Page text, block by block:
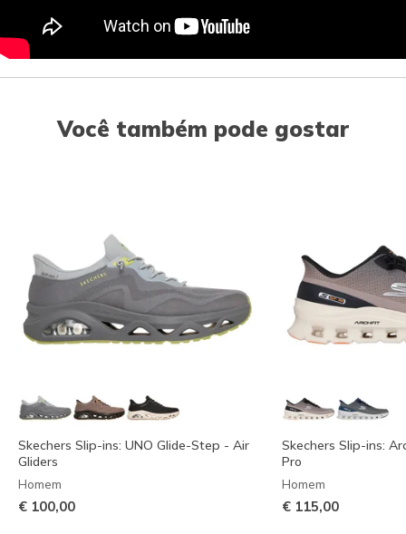
Você também pode gostar
Skechers Slip-ins: UNO Glide-Step - Air
Gliders
Homem
€ 100,00
Skechers Slip-ins:
Pro
Homem
€ 115,00